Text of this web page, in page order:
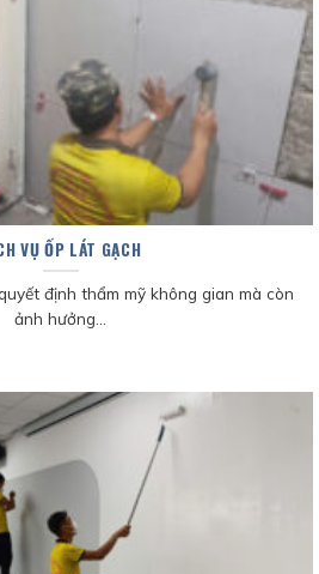
VỤ ỐP LÁT GẠCH
định thẩm mỹ không gian mà còn
ảnh hưởng...